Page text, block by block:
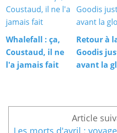
Whalefall : ça,
Coustaud, il ne
l'a jamais fait
Retour à
Goodis
avant la